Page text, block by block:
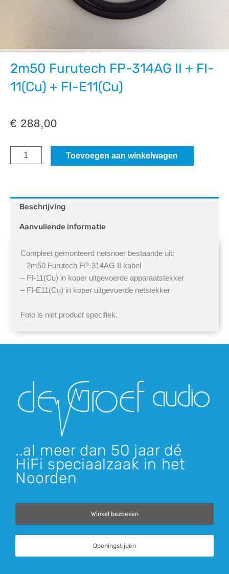
2m50 Furutech FP-314AG II + FI-
11(Cu) + FI-E11(Cu)
€ 288,00
2m50
314AG
11(Cu)
E11(Cu)
Toevoegen aan winkelwagen
Beschrijving
Aanvullende informatie
Compleet gemonteerd netsnoer bestaande uit:
– 2m50 Furutech FP-314AG II kabel
– FI-11(Cu) in koper uitgevoerde apparaatstekker
– FI-E11(Cu) in koper uitgevoerde netstekker
Foto is niet product specifiek.
..al meer dan 50 jaar dé
HiFi speciaalzaak in het
Noorden
Winkel bezoeken
Openingstijden